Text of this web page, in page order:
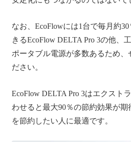
なお、EcoFlowには1台で毎月約
きるEcoFlow DELTA Pro 3の他、
ポータブル電源が多数あるため、
ださい。
EcoFlow DELTA Pro 3はエクスト
わせると最大90％の節約効果が
を節約したい人に最適です。